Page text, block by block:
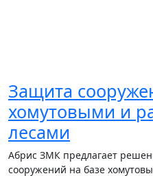
Защита
хомутовыми и
лесами
Абрис ЗМК предлагает
сооружений на базе